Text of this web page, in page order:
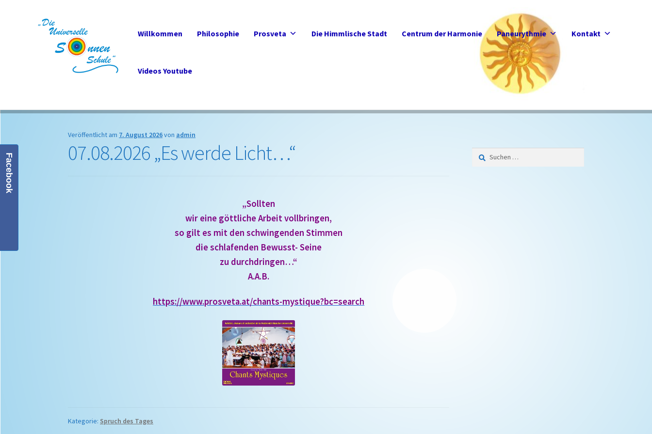
Willkommen Philosophie Prosveta Die Himmlische Stadt Centrum der Harmonie Paneurythmie Kontakt
Videos Youtube
Veröffentlicht am 7. August 2026von admin
07.08.2026 „Es werde Licht…“
„Sollten
wir eine göttliche Arbeit vollbringen,
so gilt es mit den schwingenden Stimmen
die schlafenden Bewusst- Seine
zu durchdringen…“
A.A.B.
https://www.prosveta.at/chants-mystique?bc=search
Kategorie: Spruch des Tages
Suchen
nach:
Facebook